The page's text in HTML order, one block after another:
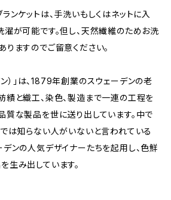
ンケットは、手洗いもしくはネットに入
濯が可能です。但し、天然繊維のためお洗
ますのでご留意ください。
）」は、1879年創業のスウェーデンの老
績と織工、染色、製造まで一連の工程を
質な製品を世に送り出しています。中で
では知らない人がいないと言われている
デンの人気デザイナーたちを起用し、色鮮
生み出しています。